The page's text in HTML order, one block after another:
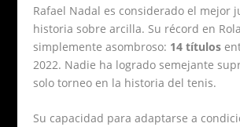
Rafael Nadal es considerado el mejor
historia sobre arcilla. Su récord en
simplemente asombroso: 14 títulos
2022. Nadie ha logrado semejante
solo torneo en la historia del tenis.
Su capacidad para adaptarse a